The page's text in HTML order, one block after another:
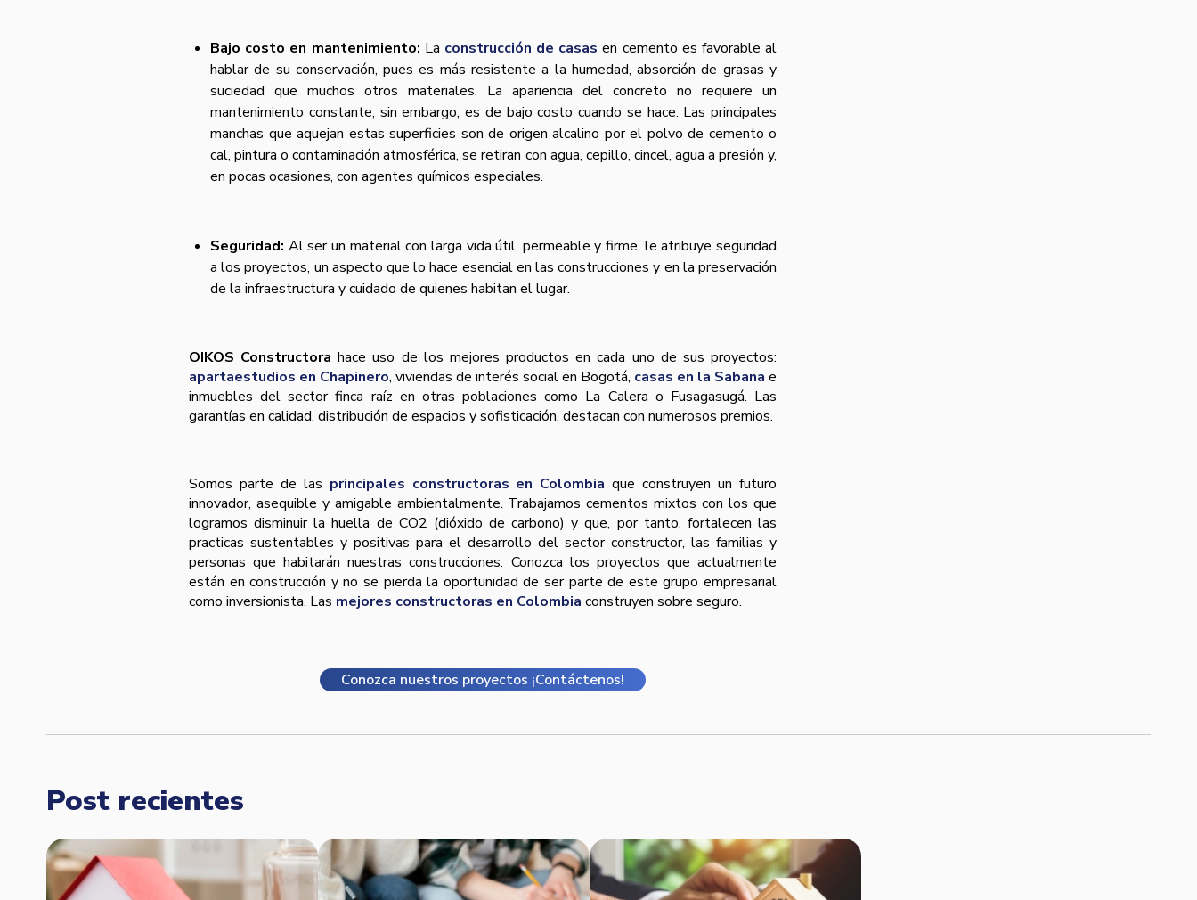
Bajo costo en mantenimiento: La construcción de casas en cemento es favorable al
hablar de su conservación, pues es más resistente a la humedad, absorción de grasas y
suciedad que muchos otros materiales. La apariencia del concreto no requiere un
mantenimiento constante, sin embargo, es de bajo costo cuando se hace. Las principales
manchas que aquejan estas superficies son de origen alcalino por el polvo de cemento o
cal, pintura o contaminación atmosférica, se retiran con agua, cepillo, cincel, agua a presión y,
en pocas ocasiones, con agentes químicos especiales.
Seguridad: Al ser un material con larga vida útil, permeable y firme, le atribuye seguridad
a los proyectos, un aspecto que lo hace esencial en las construcciones y en la preservación
de la infraestructura y cuidado de quienes habitan el lugar.
OIKOS Constructora hace uso de los mejores productos en cada uno de sus proyectos:
apartaestudios en Chapinero, viviendas de interés social en Bogotá, casas en la Sabana e
inmuebles del sector finca raíz en otras poblaciones como La Calera o Fusagasugá. Las
garantías en calidad, distribución de espacios y sofisticación, destacan con numerosos premios.
Somos parte de las principales constructoras en Colombia que construyen un futuro
innovador, asequible y amigable ambientalmente. Trabajamos cementos mixtos con los que
logramos disminuir la huella de CO2 (dióxido de carbono) y que, por tanto, fortalecen las
practicas sustentables y positivas para el desarrollo del sector constructor, las familias y
personas que habitarán nuestras construcciones. Conozca los proyectos que actualmente
están en construcción y no se pierda la oportunidad de ser parte de este grupo empresarial
como inversionista. Las mejores constructoras en Colombia construyen sobre seguro.
Conozca nuestros proyectos ¡Contáctenos!
Post recientes